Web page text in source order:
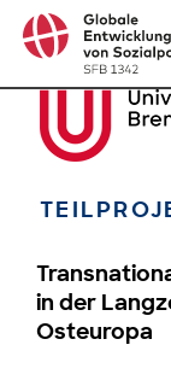
in der
Osteuropa